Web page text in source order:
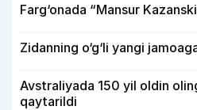
Farg‘onada “Mansur
Zidanning o‘g‘li yangi
Avstraliyada 150 yil oldin
qaytarildi